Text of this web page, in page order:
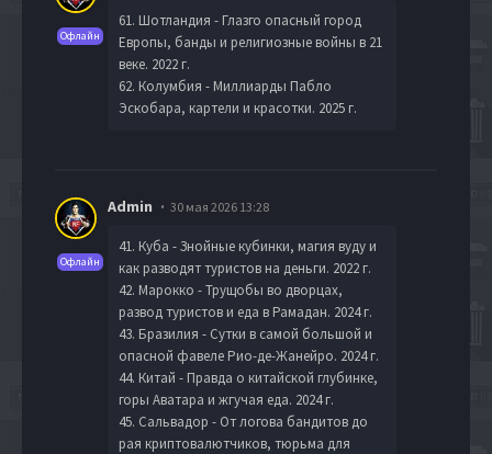
Офлайн
61. Шотландия - Глазго опасный город
Европы, банды и религиозные войны в 21
веке. 2022 г.
62. Колумбия - Миллиарды Пабло
Эскобара, картели и красотки. 2025 г.
Офлайн
Admin 30 мая 2026 13:28
41. Куба - Знойные кубинки, магия вуду и
как разводят туристов на деньги. 2022 г.
42. Марокко - Трущобы во дворцах,
развод туристов и еда в Рамадан. 2024 г.
43. Бразилия - Сутки в самой большой и
опасной фавеле Рио-де-Жанейро. 2024 г.
44. Китай - Правда о китайской глубинке,
горы Аватара и жгучая еда. 2024 г.
45. Сальвадор - От логова бандитов до
рая криптовалютчиков, тюрьма для